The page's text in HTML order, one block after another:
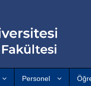
Personel